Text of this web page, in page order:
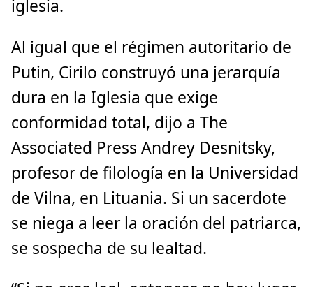
iglesia.
Al igual que el régimen autoritario de
Putin, Cirilo construyó una jerarquía
dura en la Iglesia que exige
conformidad total, dijo a The
Associated Press Andrey Desnitsky,
profesor de filología en la Universidad
de Vilna, en Lituania. Si un sacerdote
se niega a leer la oración del patriarca,
se sospecha de su lealtad.